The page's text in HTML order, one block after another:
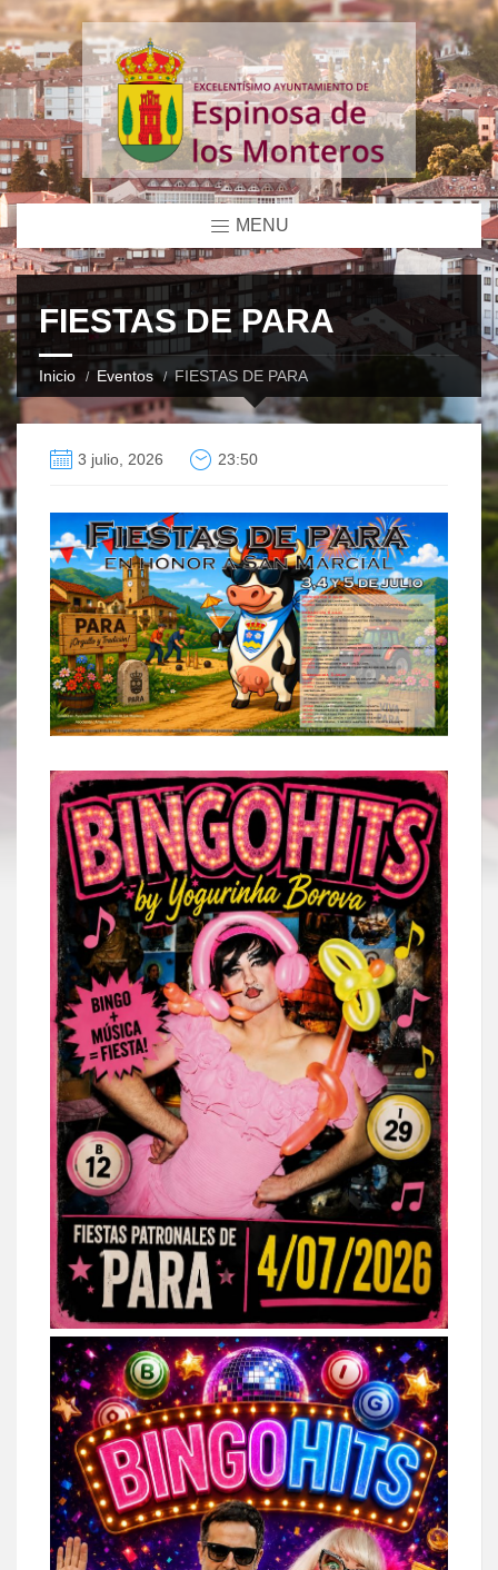
MENU
FIESTAS DE PARA
Inicio Eventos FIESTAS DE PARA
3 julio, 2026 23:50